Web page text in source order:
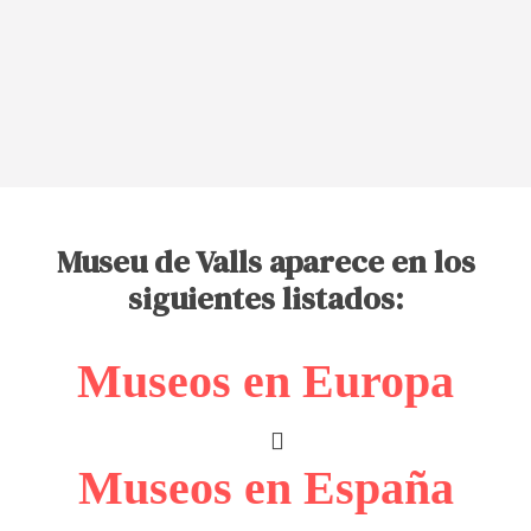
Museu de Valls aparece en los
siguientes listados:
Museos en Europa
Museos en España